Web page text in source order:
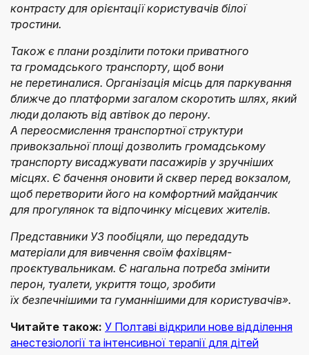
контрасту для орієнтації користувачів білої
тростини.
Також є плани розділити потоки приватного
та громадського транспорту, щоб вони
не перетиналися. Організація місць для паркування
ближче до платформи загалом скоротить шлях, який
люди долають від автівок до перону.
А переосмислення транспортної структури
привокзальної площі дозволить громадському
транспорту висаджувати пасажирів у зручніших
місцях. Є бачення оновити й сквер перед вокзалом,
щоб перетворити його на комфортний майданчик
для прогулянок та відпочинку місцевих жителів.
Представники УЗ пообіцяли, що передадуть
матеріали для вивчення своїм фахівцям-
проєктувальникам. Є нагальна потреба змінити
перон, туалети, укриття тощо, зробити
їх безпечнішими та гуманнішими для користувачів».
Читайте також: У Полтаві відкрили нове відділення
анестезіології та інтенсивної терапії для дітей